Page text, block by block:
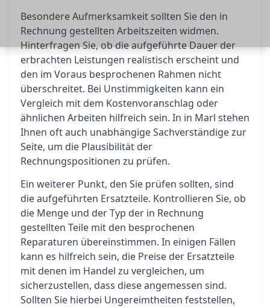
Besondere Aufmerksamkeit sollten Sie den in
Rechnung gestellten Arbeitszeiten widmen.
Hinterfragen Sie, ob die aufgeführte Dauer der
erbrachten Leistungen realistisch erscheint und
den im Voraus besprochenen Rahmen nicht
überschreitet. Bei Unstimmigkeiten kann ein
Vergleich mit dem Kostenvoranschlag oder
ähnlichen Arbeiten hilfreich sein. In in Marl stehen
Ihnen oft auch unabhängige Sachverständige zur
Seite, um die Plausibilität der
Rechnungspositionen zu prüfen.
Ein weiterer Punkt, den Sie prüfen sollten, sind
die aufgeführten Ersatzteile. Kontrollieren Sie, ob
die Menge und der Typ der in Rechnung
gestellten Teile mit den besprochenen
Reparaturen übereinstimmen. In einigen Fällen
kann es hilfreich sein, die Preise der Ersatzteile
mit denen im Handel zu vergleichen, um
sicherzustellen, dass diese angemessen sind.
Sollten Sie hierbei Ungereimtheiten feststellen,